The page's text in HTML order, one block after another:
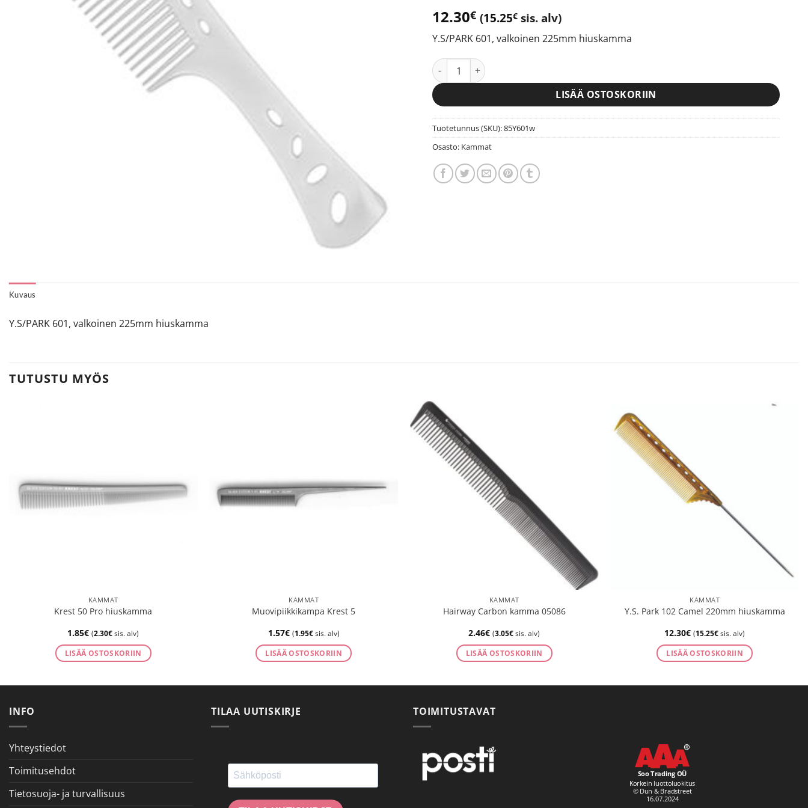
12.30€ (15.25€ sis. alv)
Y.S/PARK 601, valkoinen 225mm hiuskamma
Y.S/PARK 601, valkoinen 225mm hiuskamma määrä
LISÄÄ OSTOSKORIIN
Tuotetunnus (SKU):85Y601w
Osasto: Kammat
Kuvaus
Y.S/PARK 601, valkoinen 225mm hiuskamma
TUTUSTU MYÖS
KAMMAT
Krest 50 Pro hiuskamma
1.85€ (2.30€ sis. alv)
LISÄÄ OSTOSKORIIN
KAMMAT
Muovipiikkikampa Krest 5
1.57€ (1.95€sis. alv)
LISÄÄ OSTOSKORIIN
KAMMAT
Hairway Carbon kamma 05086
2.46€ (3.05€ sis. alv)
LISÄÄ OSTOSKORIIN
KAMMAT
Y.S. Park 102 Camel 220mm hiuskamma
12.30€ (15.25€ sis. alv)
LISÄÄ OSTOSKORIIN
INFO
Yhteystiedot
Toimitusehdot
Tietosuoja- ja turvallisuus
TILAA UUTISKIRJE TOIMITUSTAVAT